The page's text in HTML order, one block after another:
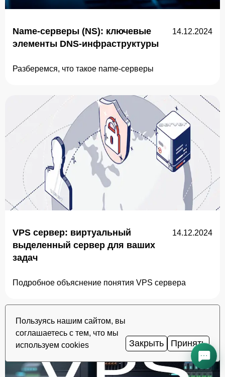
Name-серверы (NS): ключевые
элементы DNS-инфраструктуры
14.12.2024
Разберемся, что такое name-серверы
VPS сервер: виртуальный
выделенный сервер для ваших
задач
14.12.2024
Подробное объяснение понятия VPS сервера
Пользуясь нашим сайтом, вы
соглашаетесь с тем, что мы
используем cookies
Закрыть Принять